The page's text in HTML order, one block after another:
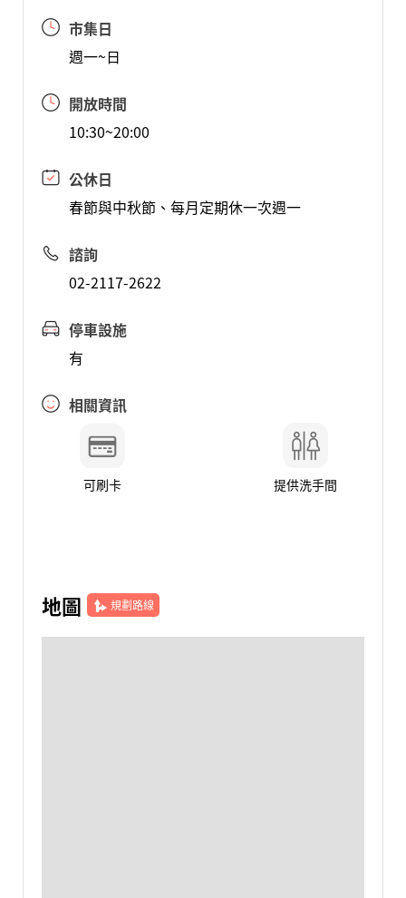
市集日
週一~日
開放時間
10:30~20:00
公休日
春節與中秋節、每月定期休一次週一
諮詢
02-2117-2622
停車設施
有
相關資訊
可刷卡 提供洗手間
地圖 規劃路線